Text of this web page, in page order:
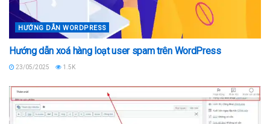
HƯỚNG DẪN WORDPRESS
Hướng dẫn xoá hàng loạt user spam trên WordPress
23/05/2025 1.5K